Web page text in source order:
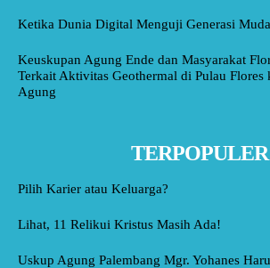
Ketika Dunia Digital Menguji Generasi Muda
Keuskupan Agung Ende dan Masyarakat
Terkait Aktivitas Geothermal di Pulau Flores
Agung
TERPOPULER
Pilih Karier atau Keluarga?
Lihat, 11 Relikui Kristus Masih Ada!
Uskup Agung Palembang Mgr. Yohanes